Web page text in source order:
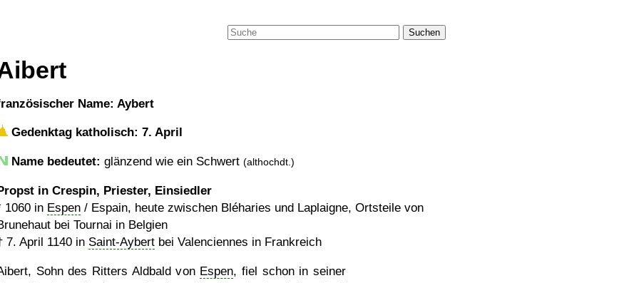
Suchen
Name: Aybert
Gedenktag katholisch: 7. April
Name bedeutet: glänzend wie ein Schwert (althochdt.)
in Crespin, Priester, Einsiedler
1060 in Espen / Espain, heute zwischen Bléharies und Laplaigne, Ortsteile von
bei Tournai in Belgien
7. April 1140 in Saint-Aybert bei Valenciennes in Frankreich
Sohn des Ritters Aldbald von Espen, fiel schon in seiner